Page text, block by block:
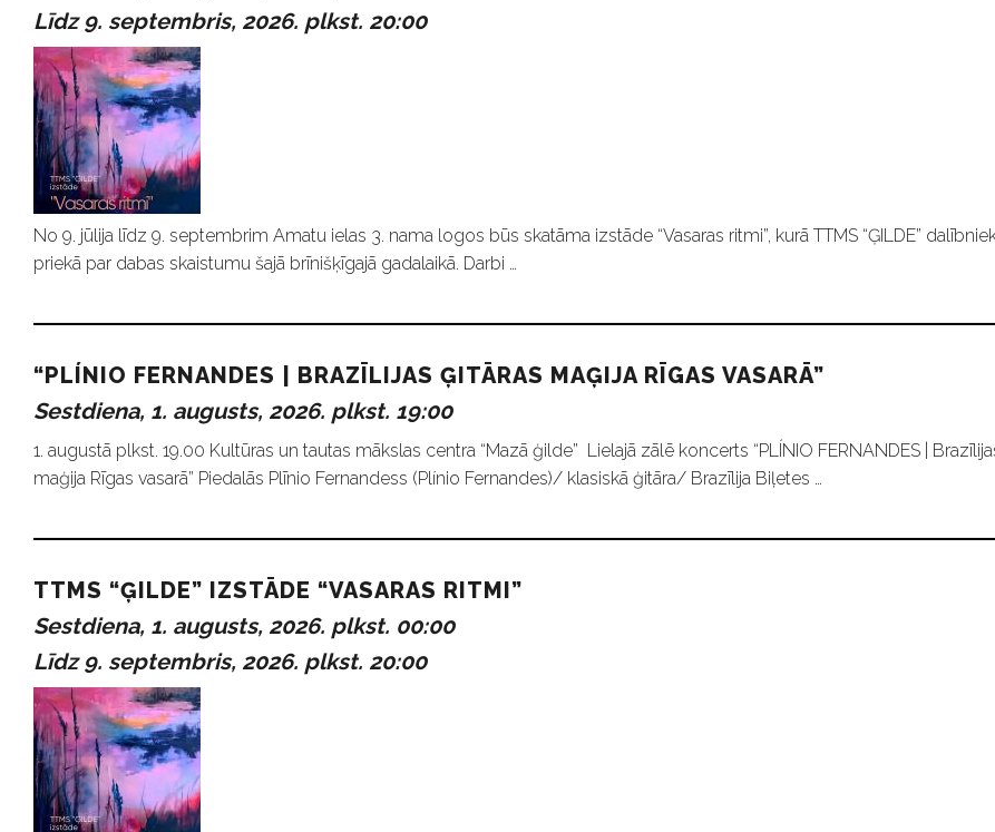
Līdz 9. septembris, 2026. plkst. 20:00
No 9. jūlija līdz 9. septembrim Amatu ielas 3. nama logos būs skatāma izstāde “Vasaras ritmi”, kurā TTMS “ĢILDE”
priekā par dabas skaistumu šajā brīnišķīgajā gadalaikā. Darbi …
“PLÍNIO FERNANDES | BRAZĪLIJAS ĢITĀRAS MAĢIJA RĪGAS VASARĀ”
Sestdiena, 1. augusts, 2026. plkst. 19:00
1. augustā plkst. 19.00 Kultūras un tautas mākslas centra “Mazā ģilde” Lielajā zālē koncerts “PLÍNIO FERNANDES |
maģija Rīgas vasarā” Piedalās Plīnio Fernandess (Plínio Fernandes)/ klasiskā ģitāra/ Brazīlija Biļetes …
TTMS “ĢILDE” IZSTĀDE “VASARAS RITMI”
Sestdiena, 1. augusts, 2026. plkst. 00:00
Līdz 9. septembris, 2026. plkst. 20:00